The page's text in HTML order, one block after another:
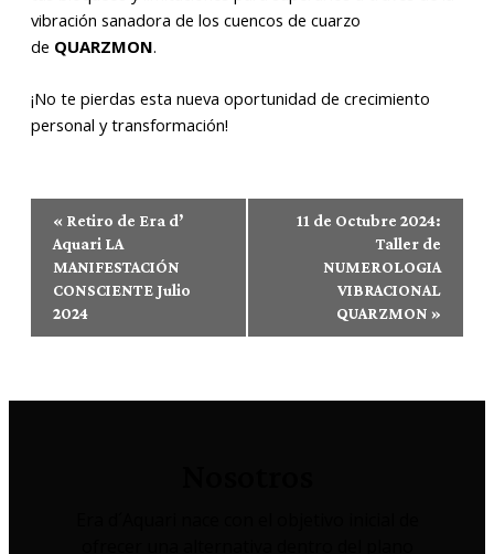
vibración sanadora de los cuencos de cuarzo
de QUARZMON.
¡No te pierdas esta nueva oportunidad de crecimiento
personal y transformación!
Navegación
del
Evento
« Retiro de Era d’
Aquari LA
MANIFESTACIÓN
CONSCIENTE Julio
2024
11 de Octubre 2024:
Taller de
NUMEROLOGIA
VIBRACIONAL
QUARZMON »